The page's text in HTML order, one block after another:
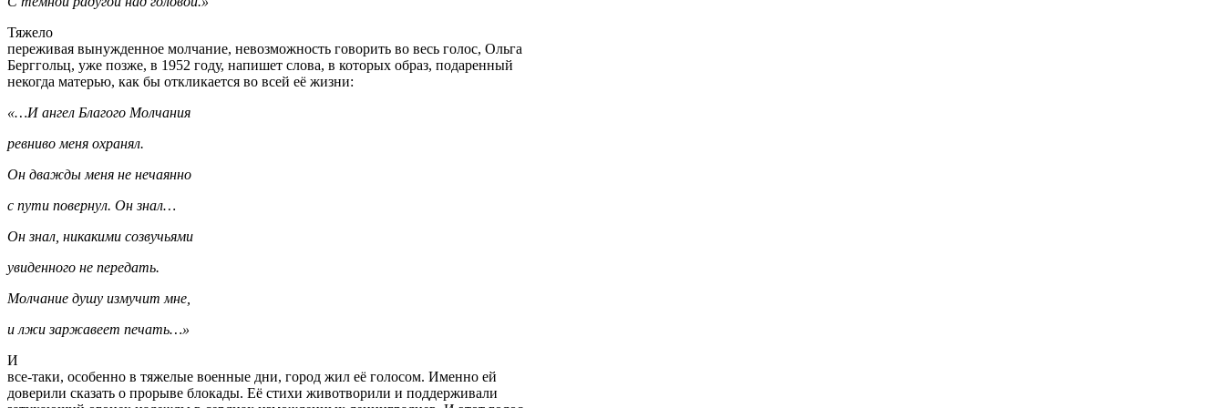
Тяжело
переживая вынужденное молчание, невозможность говорить во весь голос, Ольга
Берггольц, уже позже, в 1952 году, напишет слова, в которых образ, подаренный
некогда матерью, как бы откликается во всей её жизни:
«…И ангел Благого Молчания
ревниво меня охранял.
Он дважды меня не нечаянно
с пути повернул. Он знал…
Он знал, никакими созвучьями
увиденного не передать.
Молчание душу измучит мне,
и лжи заржавеет печать…»
И
все-таки, особенно в тяжелые военные дни, город жил её голосом. Именно ей
доверили сказать о прорыве блокады. Её стихи животворили и поддерживали